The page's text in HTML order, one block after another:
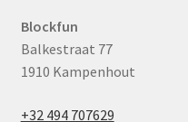
Blockfun
Balkestraat 77
1910 Kampenhout
+32 494 707629